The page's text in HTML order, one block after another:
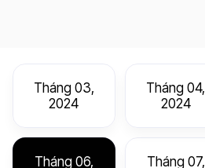
Tháng 03,
2024
Tháng 04,
2024
Tháng 06,
Tháng 07,